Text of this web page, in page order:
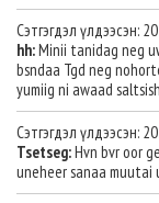
Сэтгэгдэл үлдээсэн:
hh:Minii tanidag neg
bsndaa Tgd neg
yumiig ni awaad
Сэтгэгдэл үлдээсэн:
Tsetseg:Hvn bvr oor
uneheer sanaa muutai